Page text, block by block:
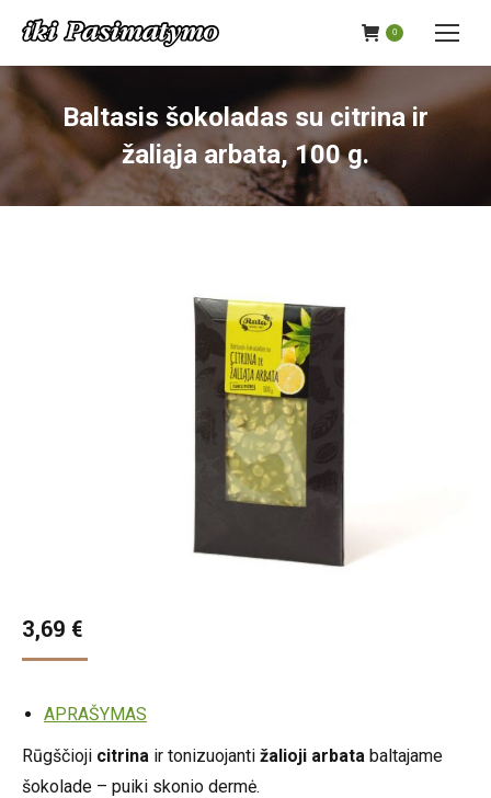
0
Baltasis šokoladas su citrina ir
žaliąja arbata, 100 g.
3,69 €
APRAŠYMAS
Rūgščioji citrina ir tonizuojanti žalioji arbata baltajame
šokolade – puiki skonio dermė.